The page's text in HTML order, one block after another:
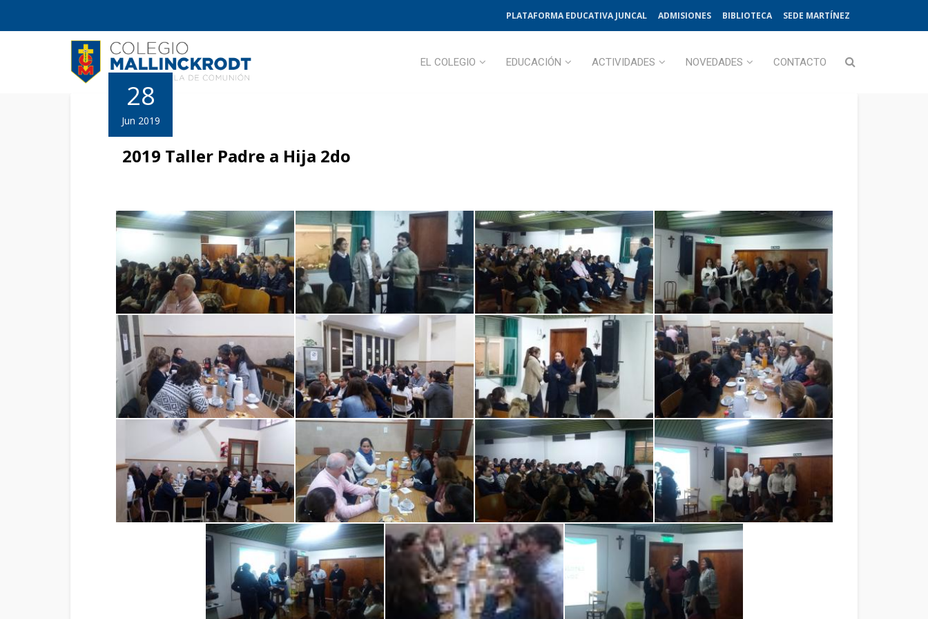
PLATAFORMA EDUCATIVA JUNCAL ADMISIONES BIBLIOTECA SEDE MARTÍNEZ
EL COLEGIO EDUCACIÓN ACTIVIDADES NOVEDADES CONTACTO
28
Jun 2019
2019 Taller Padre a Hija 2do